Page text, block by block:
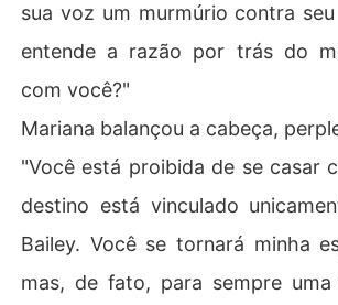
sua voz um murmúrio contra
entende a razão por trás do
com você?"
Mariana balançou a cabeça,
"Você está proibida de se casar
destino está vinculado
Bailey. Você se tornará minha
mas, de fato, para sempre